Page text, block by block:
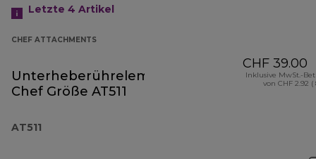
Letzte 4 Artikel
CHEF ATTACHMENTS
Unterheberührelement
Chef Größe AT511
AT511
CHF 39.00
Inklusive MwSt.-
von CHF 2.92 (